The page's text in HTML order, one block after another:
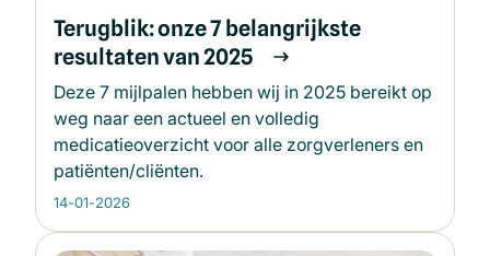
Terugblik: onze 7 belangrijkste
resultaten van 2025
Deze 7 mijlpalen hebben wij in 2025 bereikt op
weg naar een actueel en volledig
medicatieoverzicht voor alle zorgverleners en
patiënten/cliënten.
14-01-2026